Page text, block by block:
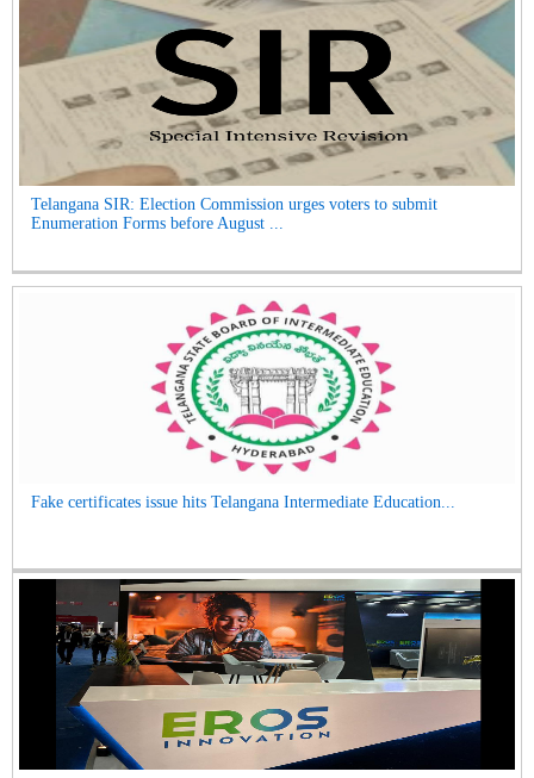
Telangana SIR: Election Commission urges voters to submit
Enumeration Forms before August ...
Fake certificates issue hits Telangana Intermediate Education...